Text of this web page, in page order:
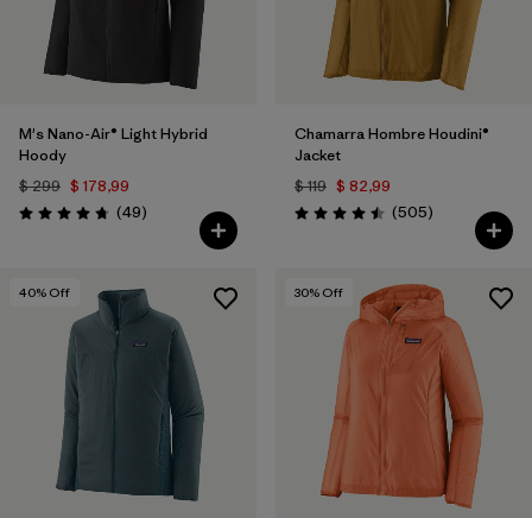
M's Nano-Air® Light Hybrid
Hoody
$ 299 $ 178,99
Valoración: 4.8 / 5
(49Comentarios
)
Chamarra Hombre Houdini®
Jacket
$ 119 $ 82,99
Valoración: 4.5 / 5
(505Comentarios
)
40% Off 30% Off